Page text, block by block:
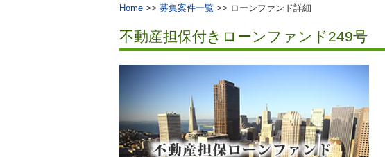
Home >> 募集案件一覧 >> ローンファンド詳細
不動産担保付きローンファンド249号